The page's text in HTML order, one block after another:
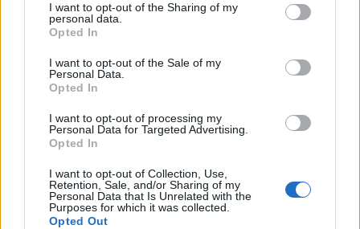
I want to opt-out of the Sharing of my
personal data.
Opted In
I want to opt-out of the Sale of my
Personal Data.
Opted In
I want to opt-out of processing my
Personal Data for Targeted Advertising.
Opted In
I want to opt-out of Collection, Use,
Retention, Sale, and/or Sharing of my
Personal Data that Is Unrelated with the
Purposes for which it was collected.
Opted Out
ραδιοφωνικών σταθμών φέρνουμε εις πέρας
το επίπονο έργο να επιλέξουμε 10 μόνο από τα
δεκάδες αναρίθμητα τραγούδια-διαμάντια του
Μάικλ Τζάκσον, αυτά που η «χούντα» των
«απογορευμένα».